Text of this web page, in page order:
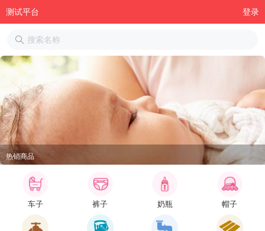
测试平台 登录
热销商品
车子 裤子 奶瓶 帽子